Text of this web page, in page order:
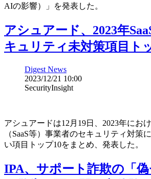
AIの影響）」を発表した。
アシュアード、2023年
キュリティ未対策項目ト
Digest News
2023/12/21 10:00
SecurityInsight
アシュアードは12月19日、2023年にお
（SaaS等）事業者のセキュリティ対策
い項目トップ10をまとめ、発表した。
IPA、サポート詐欺の「